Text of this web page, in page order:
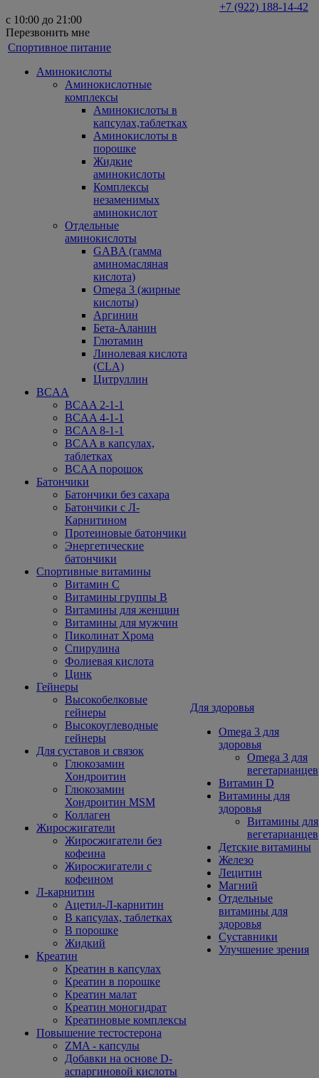
+7 (922) 188-14-42
с 10:00 до 21:00
Перезвонить мне
Спортивное питание
Аминокислоты
Аминокислотные
комплексы
Аминокислоты в
капсулах,таблетках
Аминокислоты в
порошке
Жидкие
аминокислоты
Комплексы
незаменимых
аминокислот
Отдельные
аминокислоты
GABA (гамма
аминомасляная
кислота)
Omega 3 (жирные
кислоты)
Аргинин
Бета-Аланин
Глютамин
Линолевая кислота
(CLA)
Цитруллин
BCAA
BCAA 2-1-1
BCAA 4-1-1
BCAA 8-1-1
BCAA в капсулах,
таблетках
BCAA порошок
Батончики
Батончики без сахара
Батончики с Л-
Карнитином
Протеиновые батончики
Энергетические
батончики
Спортивные витамины
Витамин С
Витамины группы В
Витамины для женщин
Витамины для мужчин
Пиколинат Хрома
Спирулина
Фолиевая кислота
Цинк
Гейнеры
Высокобелковые
гейнеры
Высокоуглеводные
гейнеры
Для суставов и связок
Глюкозамин
Хондроитин
Глюкозамин
Хондроитин MSM
Коллаген
Жиросжигатели
Жиросжигатели без
кофеина
Жиросжигатели с
кофеином
Л-карнитин
Ацетил-Л-карнитин
В капсулах, таблетках
В порошке
Жидкий
Креатин
Креатин в капсулах
Креатин в порошке
Креатин малат
Креатин моногидрат
Креатиновые комплексы
Повышение тестостерона
ZMA - капсулы
Добавки на основе D-
аспаргиновой кислоты
Для здоровья
Omega 3 для
здоровья
Omega 3 для
вегетарианцев
Витамин D
Витамины для
здоровья
Витамины для
вегетарианцев
Детские витамины
Железо
Лецитин
Магний
Отдельные
витамины для
здоровья
Суставники
Улучшение зрения